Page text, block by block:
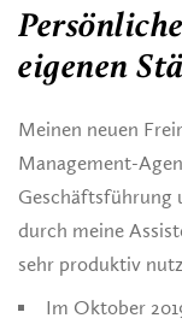
eigenen
Meinen neuen
Management-
Geschäftsführung
durch meine
sehr produktiv
Im Oktober